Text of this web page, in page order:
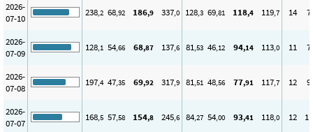
2026-
07-10
238,2 68,92 186,9 337,0 128,3 69,81 118,4 119,7 14 7
2026-
07-09
128,1 54,66 68,87 137,6 81,53 46,12 94,14 113,0 11 7
2026-
07-08
197,4 47,35 69,92 317,9 81,51 48,56 77,91 117,7 12 9
2026-
07-07
168,5 57,58 154,8 245,6 84,27 54,00 93,41 118,0 12 11